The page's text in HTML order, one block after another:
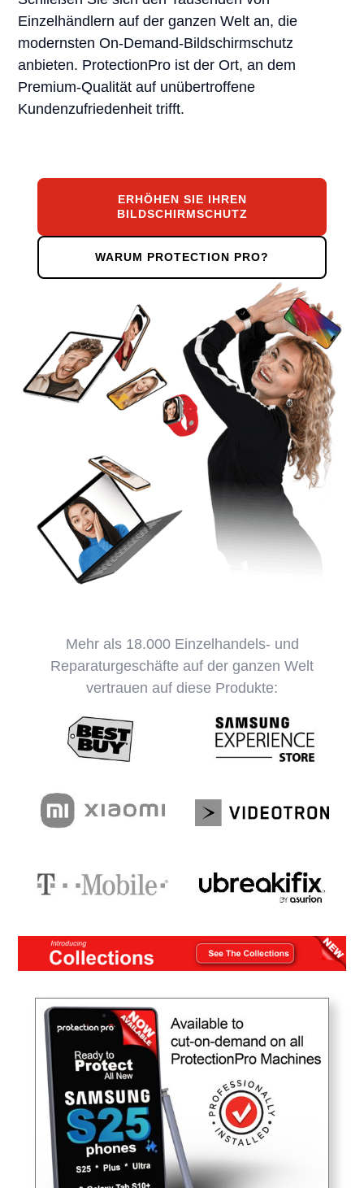
Einzelhändlern auf der ganzen Welt an, die
modernsten On-Demand-Bildschirmschutz
anbieten. ProtectionPro ist der Ort, an dem
Premium-Qualität auf unübertroffene
Kundenzufriedenheit trifft.
ERHÖHEN SIE IHREN
BILDSCHIRMSCHUTZ
WARUM PROTECTION PRO?
Mehr als 18.000 Einzelhandels- und
Reparaturgeschäfte auf der ganzen Welt
vertrauen auf diese Produkte: